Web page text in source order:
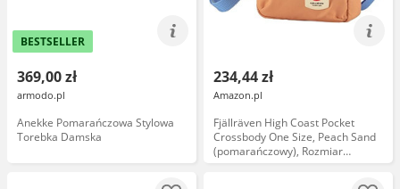
BESTSELLER
369,00 zł
armodo.pl
Anekke Pomarańczowa Stylowa
Torebka Damska
234,44 zł
Amazon.pl
Fjällräven High Coast Pocket
Crossbody One Size, Peach Sand
(pomarańczowy), Rozmiar
uniwersalny, sport